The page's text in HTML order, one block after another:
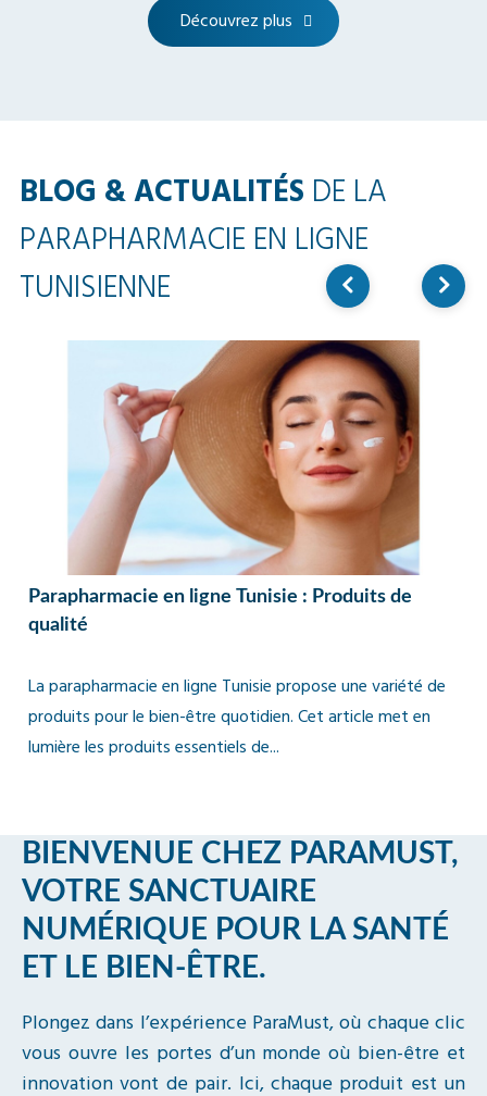
Découvrez plus
BLOG & ACTUALITÉS DE LA
PARAPHARMACIE EN LIGNE
TUNISIENNE
Parapharmacie en ligne Tunisie : Produits de
qualité
La parapharmacie en ligne Tunisie propose une variété de
produits pour le bien-être quotidien. Cet article met en
lumière les produits essentiels de...
BIENVENUE CHEZ PARAMUST,
VOTRE SANCTUAIRE
NUMÉRIQUE POUR LA SANTÉ
ET LE BIEN-ÊTRE.
Plongez dans l’expérience ParaMust, où chaque clic
vous ouvre les portes d’un monde où bien-être et
innovation vont de pair. Ici, chaque produit est un